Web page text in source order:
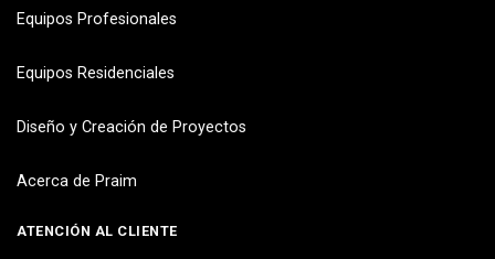
Equipos Profesionales
Equipos Residenciales
Diseño y Creación de Proyectos
Acerca de Praim
ATENCIÓN AL CLIENTE